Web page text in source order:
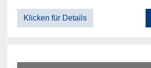
Klicken für Details